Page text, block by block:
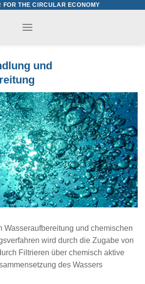
FOR THE CIRCULAR ECONOMY
und
Wasseraufbereitung und chemischen
wird durch die Zugabe von
Filtrieren über chemisch aktive
des Wassers